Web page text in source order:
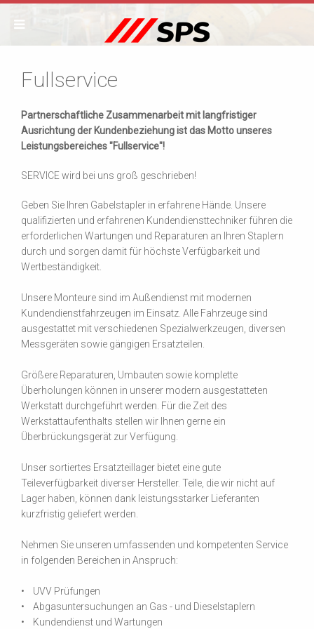
Fullservice
Partnerschaftliche Zusammenarbeit mit langfristiger
Ausrichtung der Kundenbeziehung ist das Motto unseres
Leistungsbereiches "Fullservice"!
SERVICE wird bei uns groß geschrieben!
Geben Sie Ihren Gabelstapler in erfahrene Hände. Unsere
qualifizierten und erfahrenen Kundendiensttechniker führen die
erforderlichen Wartungen und Reparaturen an Ihren Staplern
durch und sorgen damit für höchste Verfügbarkeit und
Wertbeständigkeit.
Unsere Monteure sind im Außendienst mit modernen
Kundendienstfahrzeugen im Einsatz. Alle Fahrzeuge sind
ausgestattet mit verschiedenen Spezialwerkzeugen, diversen
Messgeräten sowie gängigen Ersatzteilen.
Größere Reparaturen, Umbauten sowie komplette
Überholungen können in unserer modern ausgestatteten
Werkstatt durchgeführt werden. Für die Zeit des
Werkstattaufenthalts stellen wir Ihnen gerne ein
Überbrückungsgerät zur Verfügung.
Unser sortiertes Ersatzteillager bietet eine gute
Teileverfügbarkeit diverser Hersteller. Teile, die wir nicht auf
Lager haben, können dank leistungsstarker Lieferanten
kurzfristig geliefert werden.
Nehmen Sie unseren umfassenden und kompetenten Service
in folgenden Bereichen in Anspruch:
• UVV Prüfungen
• Abgasuntersuchungen an Gas - und Dieselstaplern
• Kundendienst und Wartungen